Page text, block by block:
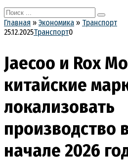
Search
for:
Главная » Экономика » Транспорт
25.12.2025Транспорт0
Jaecoo и Rox
китайские
локализовать
производство
начале 2026